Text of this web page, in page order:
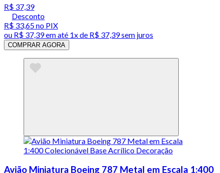
R$ 37,39
Desconto
R$ 33,65no PIX
ou R$ 37,39em até 1x de R$ 37,39sem juros
COMPRAR AGORA
Avião Miniatura Boeing 787 Metal em Escala 1:400